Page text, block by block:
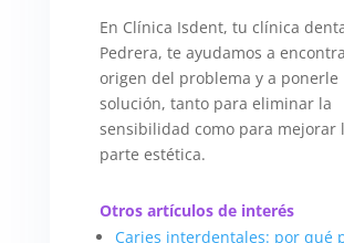
En Clínica Isdent, tu clínica
Pedrera, te ayudamos a
origen del problema y a ponerle
solución, tanto para eliminar la
sensibilidad como para mejorar
parte estética.
Otros artículos de interés
Caries interdentales: por qué